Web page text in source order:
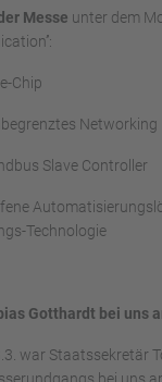
Messe unter dem
Chip
Networking
Slave Controller
Technologie
Gotthardt bei uns
war Staatssekretär